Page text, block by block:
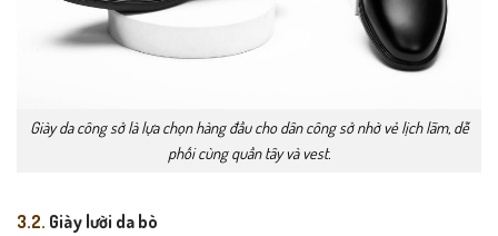
Giày da công sở là lựa chọn hàng đầu cho dân công sở nhờ vẻ lịch lãm, dễ
phối cùng quần tây và vest.
3.2. Giày lười da bò